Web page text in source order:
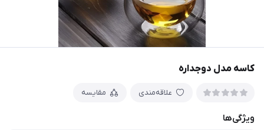
کاسه مدل دوجداره
علاقه‌مندی مقایسه
ویژگی‌ها